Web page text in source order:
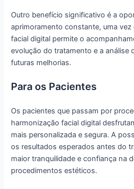
Outro benefício significativo é a
aprimoramento constante, uma vez
facial digital permite o
evolução do tratamento e a análise
futuras melhorias.
Para os Pacientes
Os pacientes que passam por
harmonização facial digital
mais personalizada e segura. A
os resultados esperados antes do
maior tranquilidade e confiança na
procedimentos estéticos.